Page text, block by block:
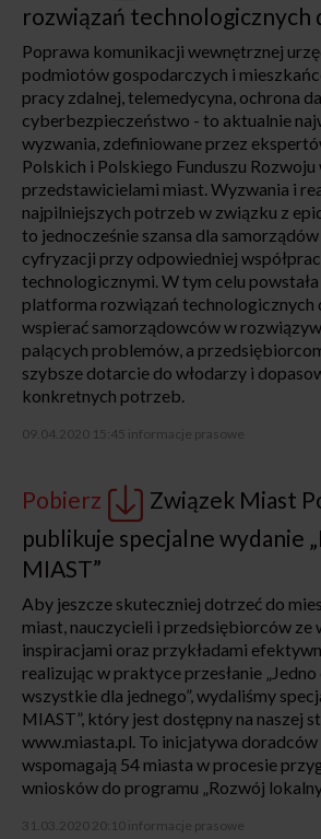
rozwiązań technologicznych
Poprawa komunikacji wewnętrznej
podmiotów gospodarczych i
pracy zdalnej, telemedycyna, ochrona
cyberbezpieczeństwo - to aktualnie
wyzwania, zdefiniowane przez
Polskich i Polskiego Funduszu Rozwoju
przedstawicielami miast. Wyzwania i
najpilniejszych potrzeb w związku z
to jednocześnie szansa dla
cyfryzacji przy odpowiedniej
technologicznymi. W tym celu
platforma rozwiązań technologicznych
wspierać samorządowców w
palących problemów, a
szybsze dotarcie do włodarzy i
konkretnych potrzeb.
09.04.2020 15:45 informacje prasowe
Pobierz
Związek Miast
publikuje specjalne wydanie
MIAST”
Aby jeszcze skuteczniej dotrzeć do
miast, nauczycieli i przedsiębiorców ze
inspiracjami oraz przykładami
realizując w praktyce przesłanie
wszystkie dla jednego”, wydaliśmy
MIAST”, który jest dostępny na naszej
www.miasta.pl. To inicjatywa
wspomagają 54 miasta w procesie
wniosków do programu „Rozwój
31.03.2020 20:10 informacje prasowe